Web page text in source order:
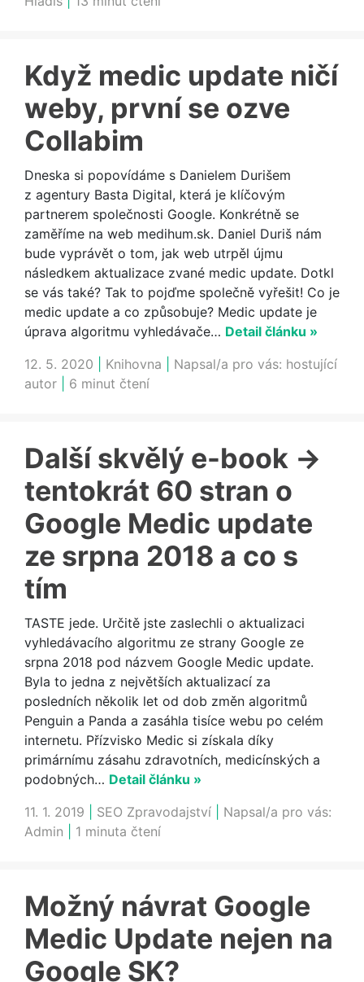
Když medic update ničí
weby, první se ozve
Collabim
Dneska si popovídáme s Danielem Durišem
z agentury Basta Digital, která je klíčovým
partnerem společnosti Google. Konkrétně se
zaměříme na web medihum.sk. Daniel Duriš nám
bude vyprávět o tom, jak web utrpěl újmu
následkem aktualizace zvané medic update. Dotkl
se vás také? Tak to pojďme společně vyřešit! Co je
medic update a co způsobuje? Medic update je
úprava algoritmu vyhledávače… Detail článku »
12. 5. 2020
Knihovna Napsal/a pro vás: hostující
autor
6 minut čtení
Další skvělý e-book ->
tentokrát 60 stran o
Google Medic update
ze srpna 2018 a co s
tím
TASTE jede. Určitě jste zaslechli o aktualizaci
vyhledávacího algoritmu ze strany Google ze
srpna 2018 pod názvem Google Medic update.
Byla to jedna z největších aktualizací za
posledních několik let od dob změn algoritmů
Penguin a Panda a zasáhla tisíce webu po celém
internetu. Přízvisko Medic si získala díky
primárnímu zásahu zdravotních, medicínských a
podobných… Detail článku »
11. 1. 2019
SEO Zpravodajství
Napsal/a pro vás:
Admin
1 minuta čtení
Možný návrat Google
Medic Update nejen na
Google SK?